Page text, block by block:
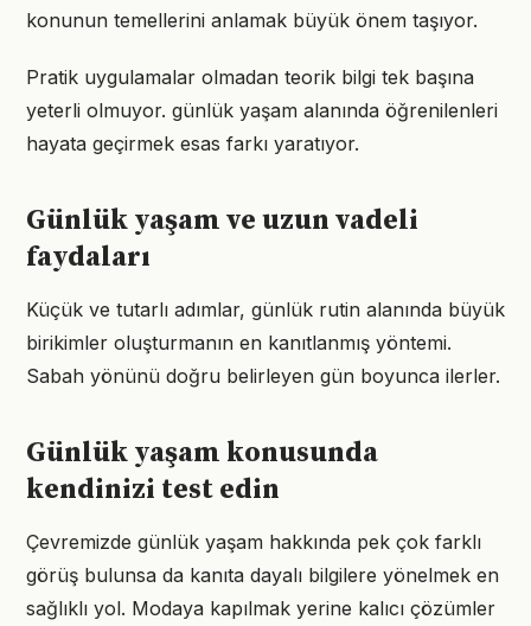
konunun temellerini anlamak büyük önem taşıyor.
Pratik uygulamalar olmadan teorik bilgi tek başına
yeterli olmuyor. günlük yaşam alanında öğrenilenleri
hayata geçirmek esas farkı yaratıyor.
Günlük yaşam ve uzun vadeli
faydaları
Küçük ve tutarlı adımlar, günlük rutin alanında büyük
birikimler oluşturmanın en kanıtlanmış yöntemi.
Sabah yönünü doğru belirleyen gün boyunca ilerler.
Günlük yaşam konusunda
kendinizi test edin
Çevremizde günlük yaşam hakkında pek çok farklı
görüş bulunsa da kanıta dayalı bilgilere yönelmek en
sağlıklı yol. Modaya kapılmak yerine kalıcı çözümler